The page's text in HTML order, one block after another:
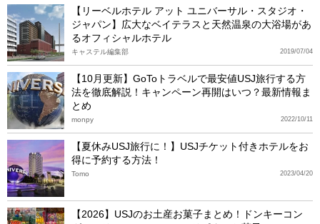
【リーベルホテル アット ユニバーサル・スタジオ・
ジャパン】広大なベイテラスと天然温泉の大浴場があ
るオフィシャルホテル
2019/07/04
キャステル編集部
【10月更新】GoToトラベルで最安値USJ旅行する方
法を徹底解説！キャンペーン再開はいつ？最新情報ま
とめ
2022/10/11
monpy
【夏休みUSJ旅行に！】USJチケット付きホテルをお
得に予約する方法！
2023/04/20
Tomo
【2026】USJのお土産お菓子まとめ！ドンキーコン